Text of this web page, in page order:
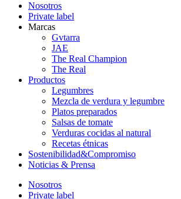
Nosotros
Private label
Marcas
Gvtarra
JAE
The Real Champion
The Real
Productos
Legumbres
Mezcla de verdura y legumbre
Platos preparados
Salsas de tomate
Verduras cocidas al natural
Recetas étnicas
Sostenibilidad&Compromiso
Noticias & Prensa
Nosotros
Private label